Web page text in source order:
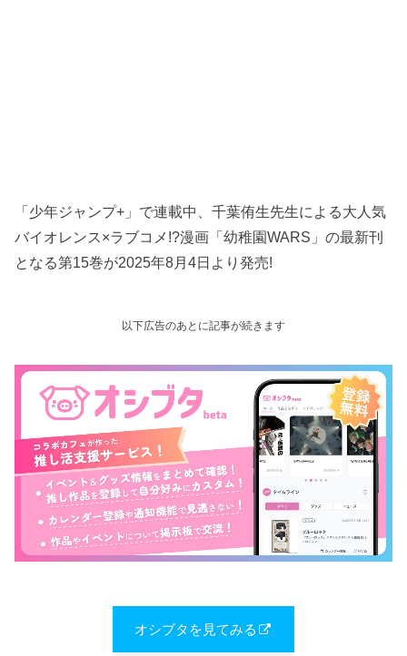
「少年ジャンプ+」で連載中、千葉侑生先生による大人気
バイオレンス×ラブコメ!?漫画「幼稚園WARS」の最新刊
となる第15巻が2025年8月4日より発売!
以下広告のあとに記事が続きます
オシブタを見てみる